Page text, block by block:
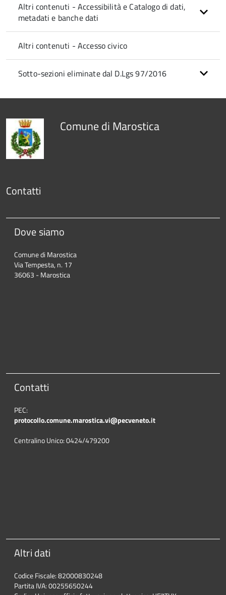
Altri contenuti - Accessibilità e Catalogo di dati,
metadati e banche dati
Altri contenuti - Accesso civico
Sotto-sezioni eliminate dal D.Lgs 97/2016
Comune di Marostica
Contatti
Dove siamo
Comune di Marostica
Via Tempesta, n. 17
36063 - Marostica
Contatti
PEC:
protocollo.comune.marostica.vi@pecveneto.it
Centralino Unico: 0424/479200
Altri dati
Codice Fiscale: 82000830248
Partita IVA: 00255650244